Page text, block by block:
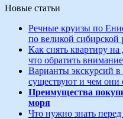
Новые статьи
Речные круизы по
по великой сибирской
Как снять квартиру
что обратить внимание
Варианты экскурсий
существуют и чем они
Преимущества
моря
Что нужно знать